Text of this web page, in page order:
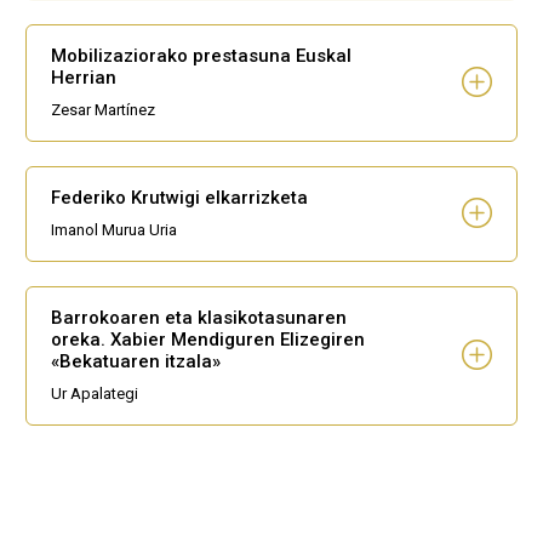
Mobilizaziorako prestasuna Euskal
Herrian
Zesar Martínez
Federiko Krutwigi elkarrizketa
Imanol Murua Uria
Barrokoaren eta klasikotasunaren
oreka. Xabier Mendiguren Elizegiren
«Bekatuaren itzala»
Ur Apalategi